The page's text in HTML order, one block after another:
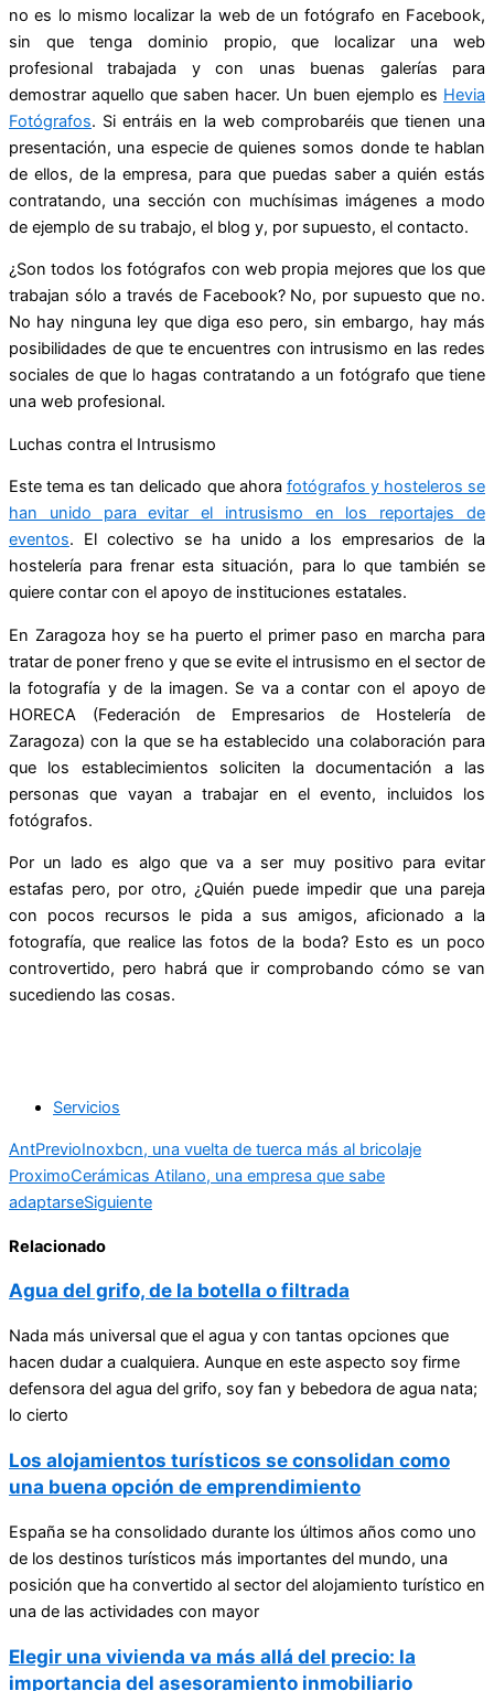
no es lo mismo localizar la web de un fotógrafo en Facebook,
sin que tenga dominio propio, que localizar una web
profesional trabajada y con unas buenas galerías para
demostrar aquello que saben hacer. Un buen ejemplo es Hevia
Fotógrafos. Si entráis en la web comprobaréis que tienen una
presentación, una especie de quienes somos donde te hablan
de ellos, de la empresa, para que puedas saber a quién estás
contratando, una sección con muchísimas imágenes a modo
de ejemplo de su trabajo, el blog y, por supuesto, el contacto.
¿Son todos los fotógrafos con web propia mejores que los que
trabajan sólo a través de Facebook? No, por supuesto que no.
No hay ninguna ley que diga eso pero, sin embargo, hay más
posibilidades de que te encuentres con intrusismo en las redes
sociales de que lo hagas contratando a un fotógrafo que tiene
una web profesional.
Luchas contra el Intrusismo
Este tema es tan delicado que ahora fotógrafos y hosteleros se
han unido para evitar el intrusismo en los reportajes de
eventos. El colectivo se ha unido a los empresarios de la
hostelería para frenar esta situación, para lo que también se
quiere contar con el apoyo de instituciones estatales.
En Zaragoza hoy se ha puerto el primer paso en marcha para
tratar de poner freno y que se evite el intrusismo en el sector de
la fotografía y de la imagen. Se va a contar con el apoyo de
HORECA (Federación de Empresarios de Hostelería de
Zaragoza) con la que se ha establecido una colaboración para
que los establecimientos soliciten la documentación a las
personas que vayan a trabajar en el evento, incluidos los
fotógrafos.
Por un lado es algo que va a ser muy positivo para evitar
estafas pero, por otro, ¿Quién puede impedir que una pareja
con pocos recursos le pida a sus amigos, aficionado a la
fotografía, que realice las fotos de la boda? Esto es un poco
controvertido, pero habrá que ir comprobando cómo se van
sucediendo las cosas.
Servicios
AntPrevioInoxbcn, una vuelta de tuerca más al bricolaje
ProximoCerámicas Atilano, una empresa que sabe
adaptarseSiguiente
Relacionado
Agua del grifo, de la botella o filtrada
Nada más universal que el agua y con tantas opciones que
hacen dudar a cualquiera. Aunque en este aspecto soy firme
defensora del agua del grifo, soy fan y bebedora de agua nata;
lo cierto
Los alojamientos turísticos se consolidan como
una buena opción de emprendimiento
España se ha consolidado durante los últimos años como uno
de los destinos turísticos más importantes del mundo, una
posición que ha convertido al sector del alojamiento turístico en
una de las actividades con mayor
Elegir una vivienda va más allá del precio: la
importancia del asesoramiento inmobiliario